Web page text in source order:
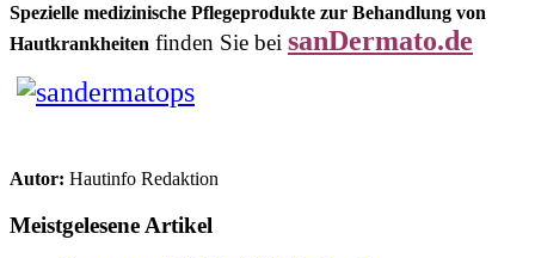
Spezielle medizinische Pflegeprodukte zur Behandlung von
Hautkrankheiten finden Sie bei sanDermato.de
Autor: Hautinfo Redaktion
Meistgelesene Artikel